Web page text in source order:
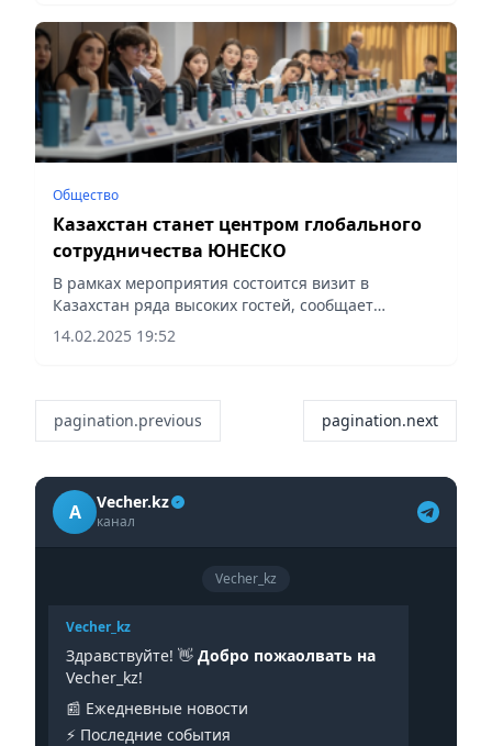
Общество
Казахстан станет центром глобального
сотрудничества ЮНЕСКО
В рамках мероприятия состоится визит в
Казахстан ряда высоких гостей, сообщает
Vecher.kz.
14.02.2025 19:52
pagination.previous pagination.next
A Vecher.kz
канал
Vecher_kz
Vecher_kz
Здравствуйте! 👋 Добро пожаолвать на
Vecher_kz!
📰 Ежедневные новости
⚡️ Последние события